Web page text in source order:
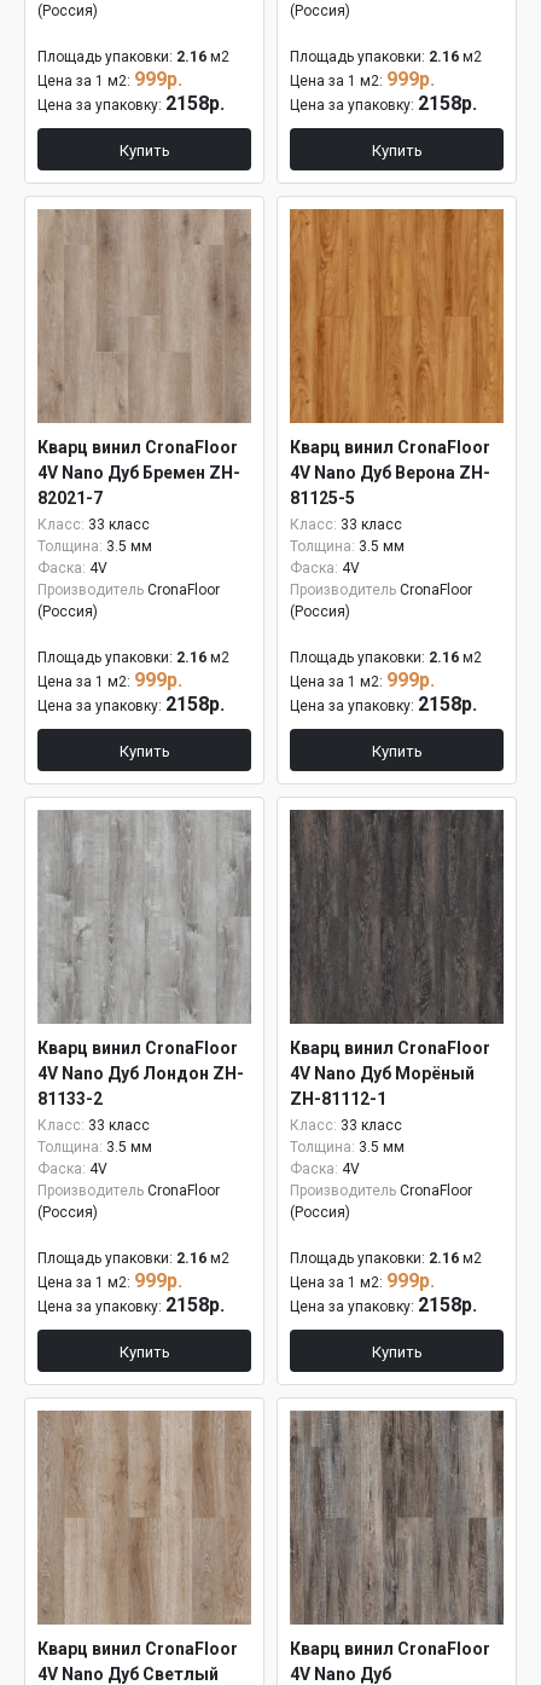
(Россия)
Площадь упаковки: 2.16 м2
Цена за 1 м2: 999р.
Цена за упаковку: 2158р.
Купить
(Россия)
Площадь упаковки: 2.16 м2
Цена за 1 м2: 999р.
Цена за упаковку: 2158р.
Купить
Кварц винил CronaFloor
4V Nano Дуб Бремен ZH-
82021-7
Класс: 33 класс
Толщина: 3.5 мм
Фаска: 4V
Производитель CronaFloor
(Россия)
Площадь упаковки: 2.16 м2
Цена за 1 м2: 999р.
Цена за упаковку: 2158р.
Купить
Кварц винил CronaFloor
4V Nano Дуб Верона ZH-
81125-5
Класс: 33 класс
Толщина: 3.5 мм
Фаска: 4V
Производитель CronaFloor
(Россия)
Площадь упаковки: 2.16 м2
Цена за 1 м2: 999р.
Цена за упаковку: 2158р.
Купить
Кварц винил CronaFloor
4V Nano Дуб Лондон ZH-
81133-2
Класс: 33 класс
Толщина: 3.5 мм
Фаска: 4V
Производитель CronaFloor
(Россия)
Площадь упаковки: 2.16 м2
Цена за 1 м2: 999р.
Цена за упаковку: 2158р.
Купить
Кварц винил CronaFloor
4V Nano Дуб Морёный
ZH-81112-1
Класс: 33 класс
Толщина: 3.5 мм
Фаска: 4V
Производитель CronaFloor
(Россия)
Площадь упаковки: 2.16 м2
Цена за 1 м2: 999р.
Цена за упаковку: 2158р.
Купить
Кварц винил CronaFloor
4V Nano Дуб Светлый
Кварц винил CronaFloor
4V Nano Дуб